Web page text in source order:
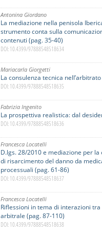
Antonina Giordano
La mediazione nella penisola
strumento conta sulla
contenuti (pag. 35-40)
DOI: 10.4399/97888548518634
Mariacarla Giorgetti
La consulenza tecnica
DOI: 10.4399/97888548518635
Fabrizia Ingenito
La prospettiva realistica: dal
DOI: 10.4399/97888548518636
Francesca Locatelli
D.lgs. 28/2010 e mediazione per
di risarcimento del danno da
processuali (pag. 61-86)
DOI: 10.4399/97888548518637
Francesca Locatelli
Riflessioni in tema di interazioni
arbitrale (pag. 87-110)
DOI: 10.4399/97888548518638